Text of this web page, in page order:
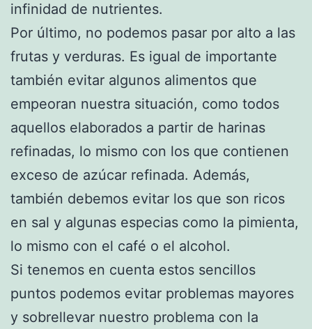
infinidad de nutrientes.
Por último, no podemos pasar por alto a las
frutas y verduras. Es igual de importante
también evitar algunos alimentos que
empeoran nuestra situación, como todos
aquellos elaborados a partir de harinas
refinadas, lo mismo con los que contienen
exceso de azúcar refinada. Además,
también debemos evitar los que son ricos
en sal y algunas especias como la pimienta,
lo mismo con el café o el alcohol.
Si tenemos en cuenta estos sencillos
puntos podemos evitar problemas mayores
y sobrellevar nuestro problema con la